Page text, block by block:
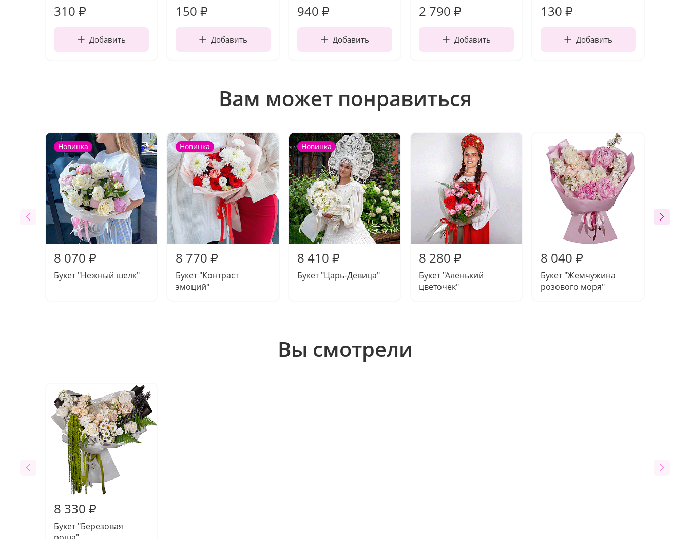
310 ₽
Добавить
150 ₽
Добавить
940 ₽
Добавить
2 790 ₽
Добавить
130 ₽
Добавить
Вам может понравиться
Новинка
8 070 ₽
Букет "Нежный шелк"
Новинка
8 770 ₽
Букет "Контраст
эмоций"
Новинка
8 410 ₽
Букет "Царь-Девица"
8 280 ₽
Букет "Аленький
цветочек"
8 040 ₽
Букет "Жемчужина
розового моря"
Вы смотрели
8 330 ₽
Букет "Березовая